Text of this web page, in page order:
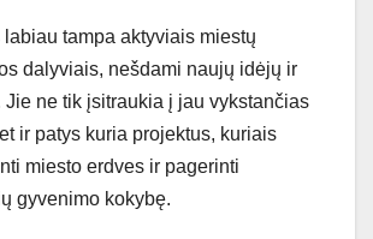
tampa aktyviais miestų
dalyviais, nešdami naujų idėjų ir
Jie ne tik įsitraukia į jau vykstančias
ir patys kuria projektus, kuriais
miesto erdves ir pagerinti
gyvenimo kokybę.